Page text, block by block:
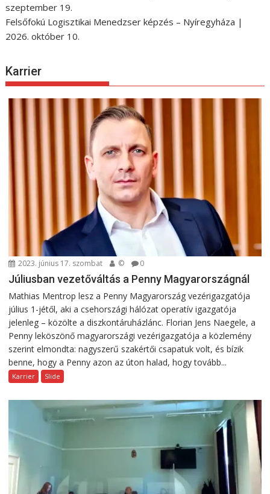
szeptember 19.
Felsőfokú Logisztikai Menedzser képzés – Nyíregyháza |
2026. október 10.
Karrier
2023. június 17. szombat © 0
Júliusban vezetőváltás a Penny Magyarországnál
Mathias Mentrop lesz a Penny Magyarország vezérigazgatója
július 1-jétől, aki a csehországi hálózat operatív igazgatója
jelenleg – közölte a diszkontáruházlánc. Florian Jens Naegele, a
Penny leköszönő magyarországi vezérigazgatója a közlemény
szerint elmondta: nagyszerű szakértői csapatuk volt, és bízik
benne, hogy a Penny azon az úton halad, hogy tovább...
Karrier Slide